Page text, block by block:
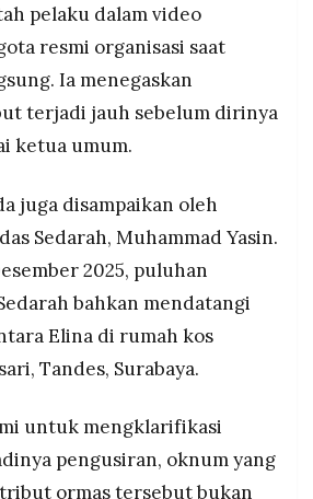
pelaku dalam video
resmi organisasi saat
Ia menegaskan
terjadi jauh sebelum dirinya
ketua umum.
juga disampaikan oleh
Sedarah, Muhammad Yasin.
2025, puluhan
bahkan mendatangi
Elina di rumah kos
Tandes, Surabaya.
untuk mengklarifikasi
pengusiran, oknum yang
ormas tersebut bukan